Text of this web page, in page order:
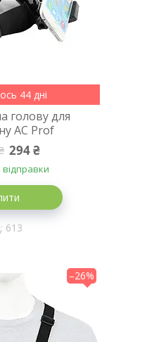
44 дні
голову для
AC Prof
294 ₴
613
–26%